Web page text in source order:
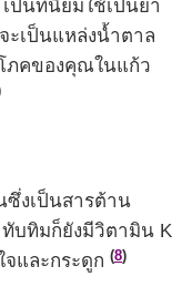
ป็นที่นิยมใช้เป็นยา
ะเป็นแหล่งน้ำตาล
ภคของคุณในแก้ว
งเป็นสารต้าน
บทิมก็ยังมีวิตามิน K
และกระดูก (8)